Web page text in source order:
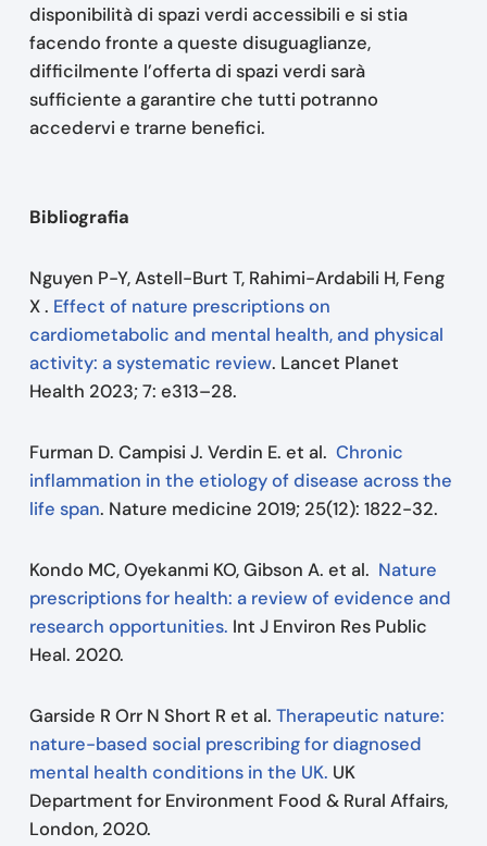
disponibilità di spazi verdi accessibili e si stia
facendo fronte a queste disuguaglianze,
difficilmente l’offerta di spazi verdi sarà
sufficiente a garantire che tutti potranno
accedervi e trarne benefici.
Bibliografia
Nguyen P-Y, Astell-Burt T, Rahimi-Ardabili H, Feng
X . Effect of nature prescriptions on
cardiometabolic and mental health, and physical
activity: a systematic review. Lancet Planet
Health 2023; 7: e313–28.
Furman D. Campisi J. Verdin E. et al. Chronic
inflammation in the etiology of disease across the
life span. Nature medicine 2019; 25(12): 1822-32.
Kondo MC, Oyekanmi KO, Gibson A. et al. Nature
prescriptions for health: a review of evidence and
research opportunities. Int J Environ Res Public
Heal. 2020.
Garside R Orr N Short R et al. Therapeutic nature:
nature-based social prescribing for diagnosed
mental health conditions in the UK. UK
Department for Environment Food & Rural Affairs,
London, 2020.